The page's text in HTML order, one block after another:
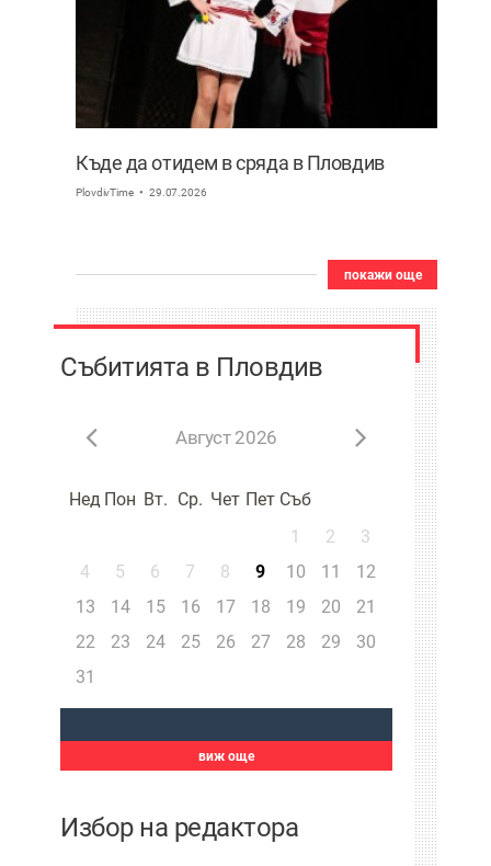
Къде да отидем в сряда в Пловдив
PlovdivTime 29.07.2026
покажи още
Събитията в Пловдив
Август 2026
Нед Пон Вт. Ср. Чет Пет Съб
1
2
3
4
5 6 7 8 9 10 11
12
13
14 15 16 17 18 19 20
21
22
23 24 25 26 27 28 29
30
31
виж още
Избор на редактора